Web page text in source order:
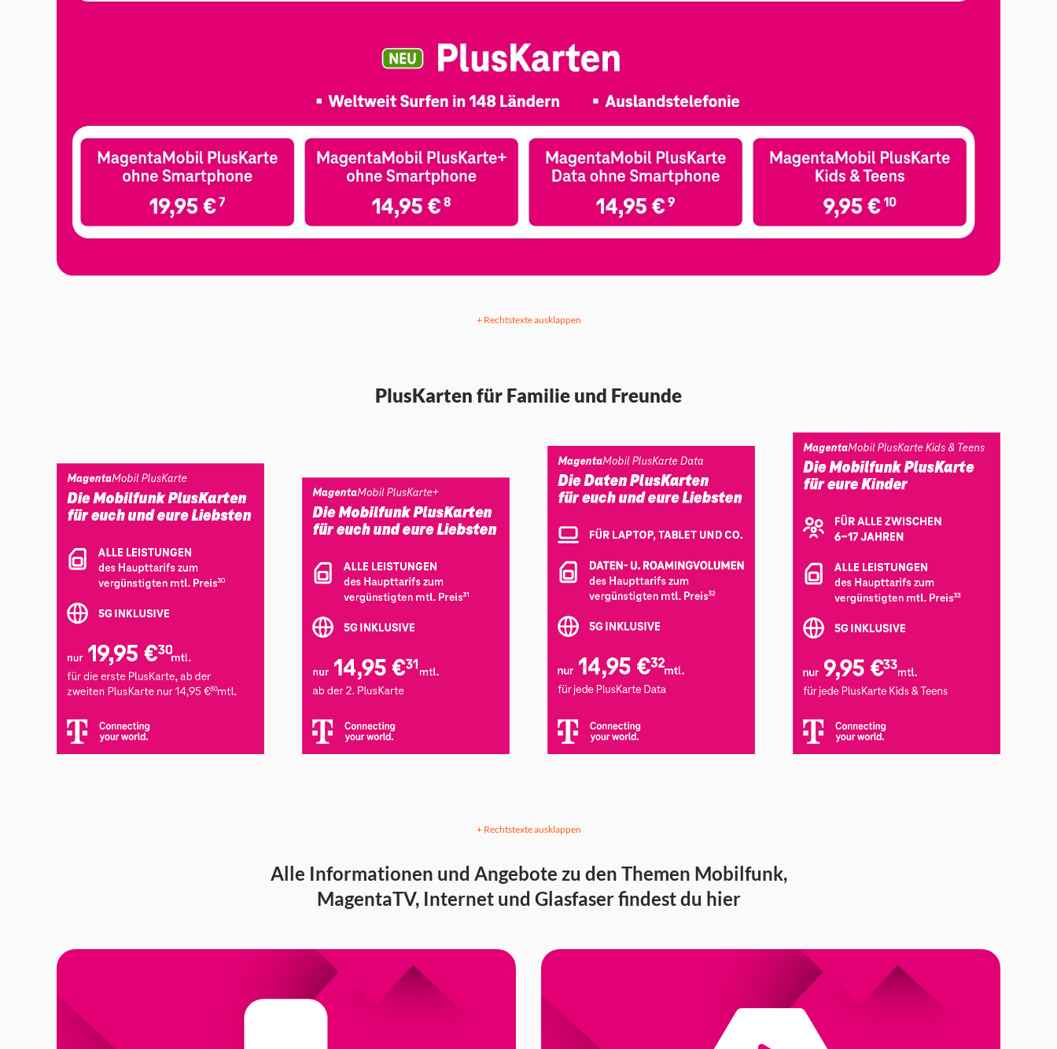
+ Rechtstexte ausklappen
PlusKarten für Familie und Freunde
+ Rechtstexte ausklappen
Alle Informationen und Angebote zu den Themen Mobilfunk,
MagentaTV, Internet und Glasfaser findest du hier